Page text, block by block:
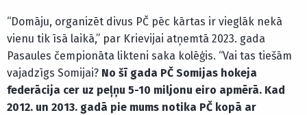
“Domāju, organizēt divus PČ pēc kārtas ir vieglāk nekā
vienu tik īsā laikā,” par Krievijai atņemtā 2023. gada
Pasaules čempionāta likteni saka kolēģis. “Vai tas tiešām
vajadzīgs Somijai? No šī gada PČ Somijas hokeja
federācija cer uz peļņu 5-10 miljonu eiro apmērā. Kad
2012. un 2013. gadā pie mums notika PČ kopā ar